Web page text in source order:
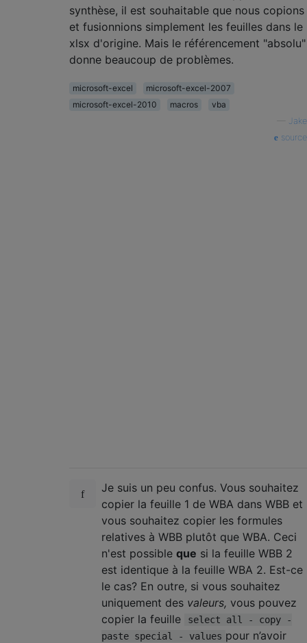
synthèse, il est souhaitable que nous copions
et fusionnions simplement les feuilles dans le
xlsx d'origine. Mais le référencement "absolu"
donne beaucoup de problèmes.
microsoft-excel
microsoft-excel-2007
microsoft-excel-2010
macros
vba
Jake
source
Je suis un peu confus. Vous souhaitez
copier la feuille 1 de WBA dans WBB et
vous souhaitez copier les formules
relatives à WBB plutôt que WBA. Ceci
n'est possible que si la feuille WBB 2
est identique à la feuille WBA 2. Est-ce
le cas? En outre, si vous souhaitez
uniquement des valeurs, vous pouvez
copier la feuille
select all - copy -
paste special - values pour n’avoir